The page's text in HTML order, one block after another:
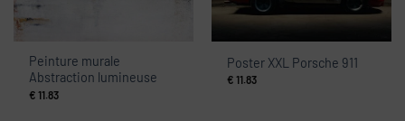
Peinture murale
Abstraction lumineuse
€ 11.83
Poster XXL Porsche 911
€ 11.83